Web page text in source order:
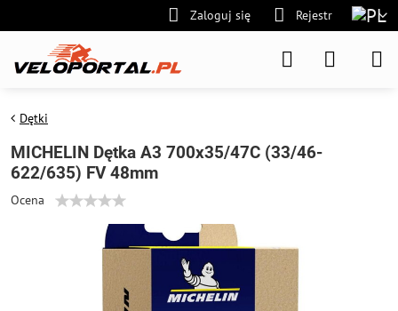
Zaloguj się Rejestr
Dętki
MICHELIN Dętka A3 700x35/47C (33/46-
622/635) FV 48mm
Ocena